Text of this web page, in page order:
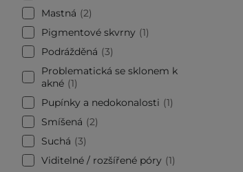
Mastná
2
Pigmentové skvrny
1
Podrážděná
3
Problematická se sklonem k
akné 1
Pupínky a nedokonalosti
1
Smíšená
2
Suchá
3
Viditelné / rozšířené póry
1